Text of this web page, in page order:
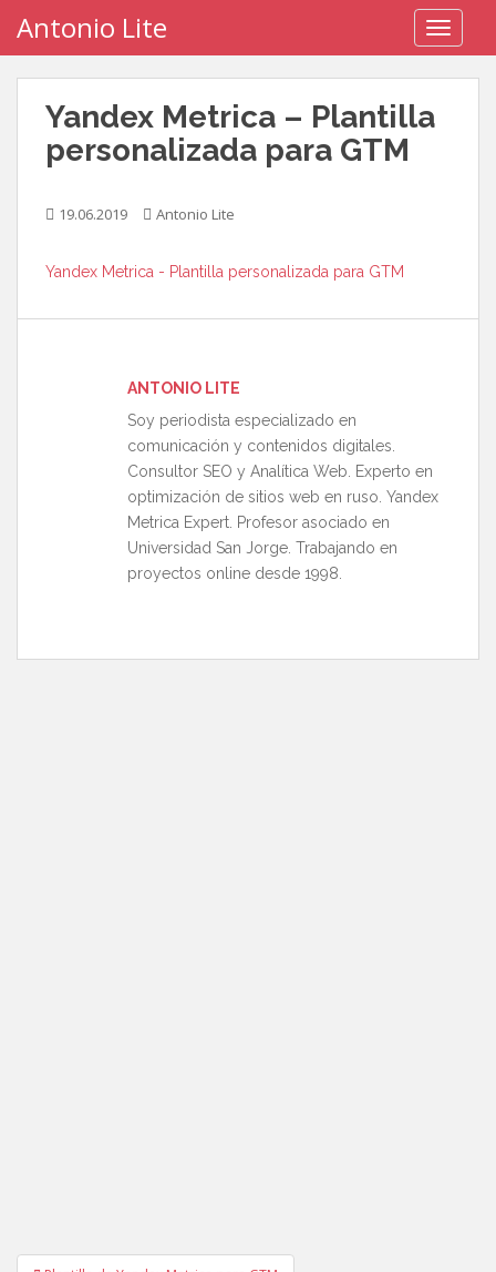
i
Antonio Lite
Yandex Metrica – Plantilla
personalizada para GTM
19.06.2019 Antonio Lite
Yandex Metrica - Plantilla personalizada para GTM
ANTONIO LITE
Soy periodista especializado en
comunicación y contenidos digitales.
Consultor SEO y Analítica Web. Experto en
optimización de sitios web en ruso. Yandex
Metrica Expert. Profesor asociado en
Universidad San Jorge. Trabajando en
proyectos online desde 1998.